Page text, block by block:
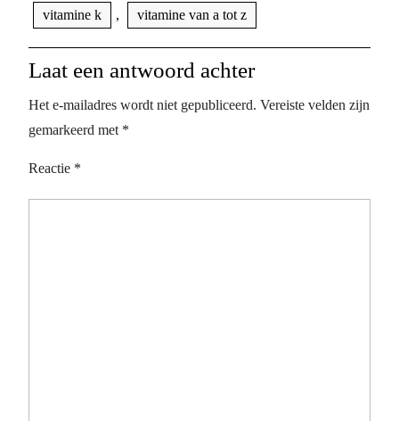
vitamine k , vitamine van a tot z
Laat een antwoord achter
Het e-mailadres wordt niet gepubliceerd. Vereiste velden zijn
gemarkeerd met *
Reactie *